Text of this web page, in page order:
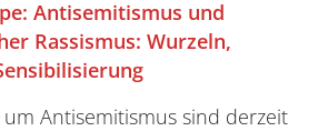
Antisemitismus und
Rassismus: Wurzeln,
Antisemitismus sind derzeit